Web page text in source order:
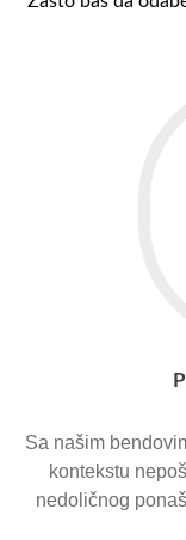
Sa našim
kontekstu
nedoličnog